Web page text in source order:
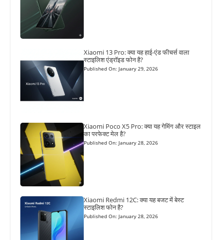
Xiaomi 13 Pro: क्या यह हाई-एंड फीचर्स वाला
स्टाइलिश एंड्रॉइड फोन है?
Published On: January 29, 2026
Xiaomi Poco X5 Pro: क्या यह गेमिंग और स्टाइल
का परफेक्ट मेल है?
Published On: January 28, 2026
Xiaomi Redmi 12C: क्या यह बजट में बेस्ट
स्टाइलिश फोन है?
Published On: January 28, 2026